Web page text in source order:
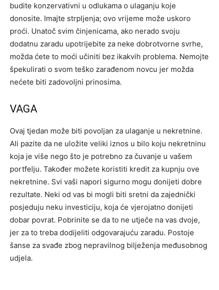
budite konzervativni u odlukama o ulaganju koje
donosite. Imajte strpljenja; ovo vrijeme može uskoro
proći. Unatoč svim činjenicama, ako nerado svoju
dodatnu zaradu upotrijebite za neke dobrotvorne svrhe,
možda ćete to moći učiniti bez ikakvih problema. Nemojte
špekulirati o svom teško zarađenom novcu jer možda
nećete biti zadovoljni prinosima.
VAGA
Ovaj tjedan može biti povoljan za ulaganje u nekretnine.
Ali pazite da ne uložite veliki iznos u bilo koju nekretninu
koja je više nego što je potrebno za čuvanje u vašem
portfelju. Također možete koristiti kredit za kupnju ove
nekretnine. Svi vaši napori sigurno mogu donijeti dobre
rezultate. Neki od vas bi mogli biti sretni da zajednički
posjeduju neku investiciju, koja će vjerojatno donijeti
dobar povrat. Pobrinite se da to ne utječe na vas dvoje,
jer za to treba dodijeliti odgovarajuću zaradu. Postoje
šanse za svađe zbog nepravilnog bilježenja međusobnog
udjela.